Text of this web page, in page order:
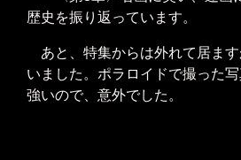
歴史を振り返っています。
あと、特集からは外れて居ま
いました。ポラロイドで撮った
強いので、意外でした。